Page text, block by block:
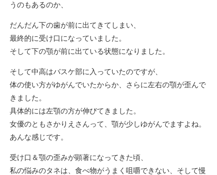
うのもあるのか、
だんだん下の歯が前に出てきてしまい、
最終的に受け口になっていました。
そして下の顎が前に出ている状態になりました。
そして中高はバスケ部に入っていたのですが、
体の使い方がゆがんでいたからか、さらに左右の顎が歪んで
きました。
具体的には左顎の方が伸びてきました。
女優のともさかりえさんって、顎が少しゆがんでますよね。
あんな感じです。
受け口＆顎の歪みが顕著になってきた頃、
私の悩みのタネは、食べ物がうまく咀嚼できない、そして慢